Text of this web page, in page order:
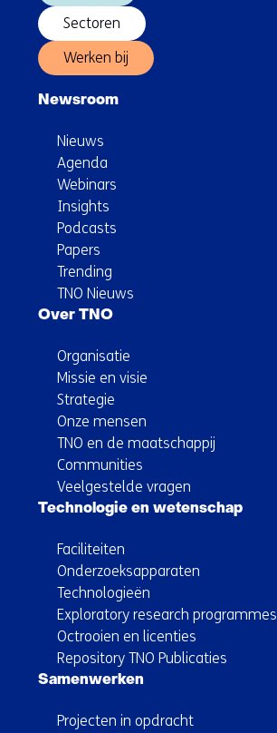
Sectoren
Werken bij
Newsroom
Nieuws
Agenda
Webinars
Insights
Podcasts
Papers
Trending
TNO Nieuws
Over TNO
Organisatie
Missie en visie
Strategie
Onze mensen
TNO en de maatschappij
Communities
Veelgestelde vragen
Technologie en wetenschap
Faciliteiten
Onderzoeksapparaten
Technologieën
Exploratory research programmes
Octrooien en licenties
Repository TNO Publicaties
Samenwerken
Projecten in opdracht